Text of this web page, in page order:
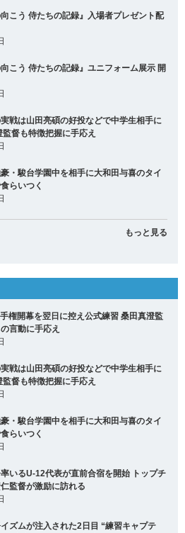
こう 侍たちの記録』入場者プレゼント配
こう 侍たちの記録』ユニフォーム展示 開
戦は山田亮碩の好投などで中学生相手に
督も特徴把握に手応え
・駿台学園中を相手に大和田与喜のタイ
らいつく
もっと見る
権開幕を翌日に控え公式練習 桑田真澄監
言動に手応え
戦は山田亮碩の好投などで中学生相手に
督も特徴把握に手応え
・駿台学園中を相手に大和田与喜のタイ
らいつく
いるU-12代表が直前合宿を開始 トップチ
監督が激励に訪れる
ズムが注入された2日目 “練習キャプテ